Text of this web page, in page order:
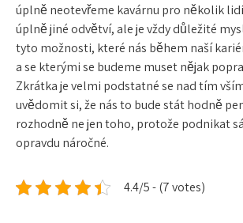
úplně neotevřeme kavárnu pro několik
úplně jiné odvětví, ale je vždy důležité
tyto možnosti, které nás během naší
a se kterými se budeme muset nějak
Zkrátka je velmi podstatné se nad tím
uvědomit si, že nás to bude stát hodně
rozhodně ne jen toho, protože podnikat
opravdu náročné.
4.4/5 - (7 votes)